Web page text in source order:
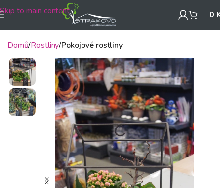
Skip to main content 0
Domů Rostliny Pokojové rostliny